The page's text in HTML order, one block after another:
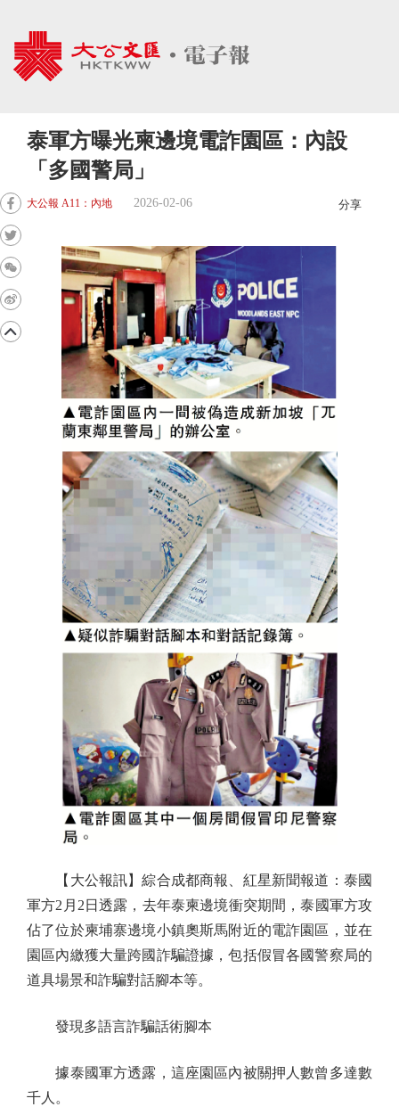
泰軍方曝光柬邊境電詐園區：內設
「多國警局」
大公報 A11：內地 2026-02-06 分享
【大公報訊】綜合成都商報、紅星新聞報道：泰國
軍方2月2日透露，去年泰柬邊境衝突期間，泰國軍方攻
佔了位於柬埔寨邊境小鎮奧斯馬附近的電詐園區，並在
園區內繳獲大量跨國詐騙證據，包括假冒各國警察局的
道具場景和詐騙對話腳本等。
發現多語言詐騙話術腳本
據泰國軍方透露，這座園區內被關押人數曾多達數
千人。